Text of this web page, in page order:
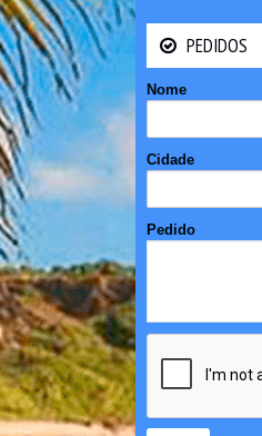
PEDIDOS
Nome
Cidade
Pedido